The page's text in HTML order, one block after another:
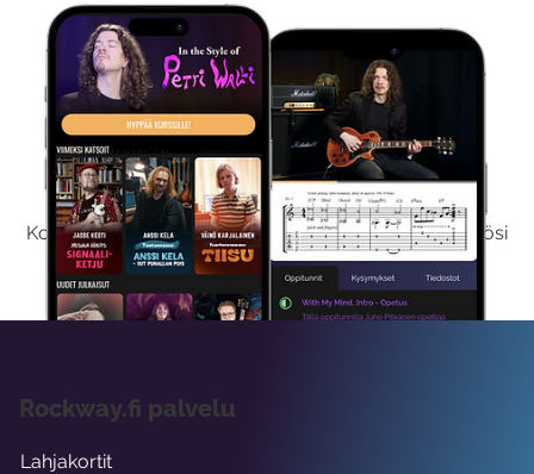
Kokeile Ilmaiseksi
Kokeilemalla ilmaiseksi saat koko sisältömme käyttöösi
viikon ajaksi.
Rockway.fi palvelu
Lahjakortit